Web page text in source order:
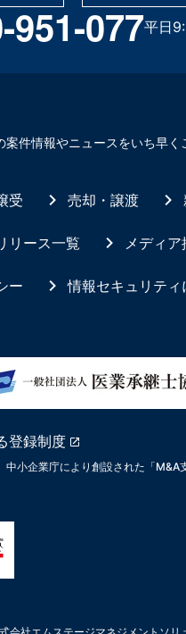
951-077平日
件情報やニュースをいち早く
受 売却・譲渡
リース一覧 メディ
ー 情報セキュリテ
登録制度
小企業庁により創設された「